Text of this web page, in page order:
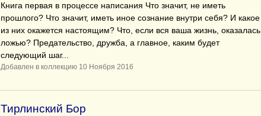
Книга первая в процессе написания Что значит, не иметь
прошлого? Что значит, иметь иное сознание внутри себя? И какое
из них окажется настоящим? Что, если вся ваша жизнь, оказалась
ложью? Предательство, дружба, а главное, каким будет
следующий шаг...
Добавлен в коллекцию 10 Ноября 2016
Тирлинский Бор